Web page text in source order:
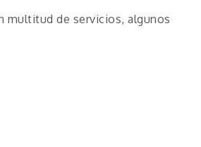
multitud de servicios, algunos